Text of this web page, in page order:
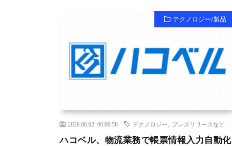
テクノロジー/製品
2026.06.02 06:00:58 テクノロジー プレスリリースなど
ハコベル、物流業務で帳票情報入力自動化